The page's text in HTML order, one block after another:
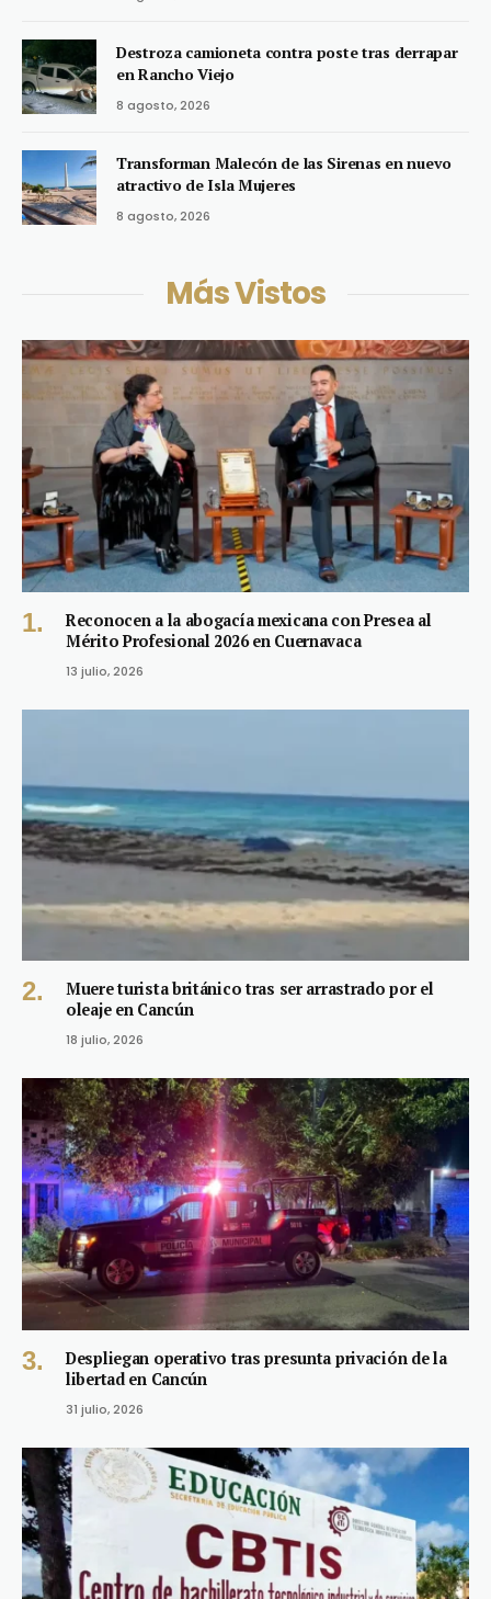
Destroza camioneta contra poste tras derrapar
en Rancho Viejo
8 agosto, 2026
Transforman Malecón de las Sirenas en nuevo
atractivo de Isla Mujeres
8 agosto, 2026
Más Vistos
Reconocen a la abogacía mexicana con Presea al
Mérito Profesional 2026 en Cuernavaca
13 julio, 2026
Muere turista británico tras ser arrastrado por el
oleaje en Cancún
18 julio, 2026
Despliegan operativo tras presunta privación de la
libertad en Cancún
31 julio, 2026